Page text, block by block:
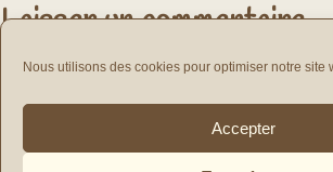
Nous utilisons des cookies pour optimiser notre site
Accepter
Laisser un commentaire
Vous devezvous connecterpour publier un
Navigation
l’article